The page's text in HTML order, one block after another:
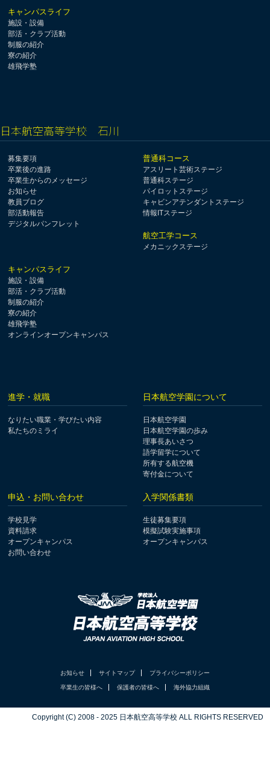
キャンパスライフ
施設・設備
部活・クラブ活動
制服の紹介
寮の紹介
雄飛学塾
日本航空高等学校 石川
募集要項
卒業後の進路
卒業生からのメッセージ
お知らせ
教員ブログ
部活動報告
デジタルパンフレット
普通科コース
アスリート芸術ステージ
普通科ステージ
パイロットステージ
キャビンアテンダントステージ
情報ITステージ
航空工学コース
メカニックステージ
キャンパスライフ
施設・設備
部活・クラブ活動
制服の紹介
寮の紹介
雄飛学塾
オンラインオープンキャンパス
進学・就職
なりたい職業・学びたい内容
私たちのミライ
日本航空学園について
日本航空学園
日本航空学園の歩み
理事長あいさつ
語学留学について
所有する航空機
寄付金について
申込・お問い合わせ
学校見学
資料請求
オープンキャンパス
お問い合わせ
入学関係書類
生徒募集要項
模擬試験実施事項
オープンキャンパス
お知らせ サイトマップ プライバシーポリシー
卒業生の皆様へ 保護者の皆様へ 海外協力組織
Copyright (C) 2008 - 2025 日本航空高等学校 ALL RIGHTS RESERVED